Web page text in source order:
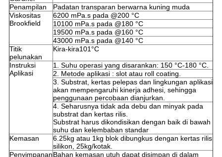
Penampilan
Padatan transparan berwarna kuning muda
Viskositas
Brookfield
6200 mPa.s pada @200 °C
10100 mPa.s pada @180 °C
19500 mPa.s pada @160 °C
43000 mPa.s pada @140 °C
Titik
pelunakan
Kira-kira101°C
Instruksi
Aplikasi
1. Suhu operasi yang disarankan: 150 °C-180 °C.
2. Metode aplikasi : slot atau roll coating.
3. Substrat, kertas pelepas dan lingkungan aplikasi
akan mempengaruhi kinerja adhesi, sehingga
penggunaan percobaan dianjurkan.
4. Seharusnya tidak ada debu dan minyak pada
substrat dan kertas rilis.
Substrat harus dikondisikan dengan baik di bawah
suhu dan kelembaban standar
Kemasan
6.25kg atau 1kg blok dibungkus dengan kertas rilis
silikon, 25kg/kotak.
PenyimpananBahan kemasan utuh dapat disimpan di dalam